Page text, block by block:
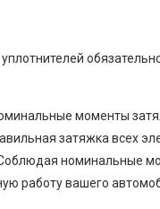
моменты
затяжка всех
номинальные
работу вашего